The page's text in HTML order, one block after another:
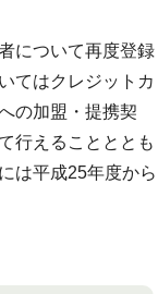
について再度登録
てはクレジットカ
の加盟・提携契
行えることととも
は平成25年度から